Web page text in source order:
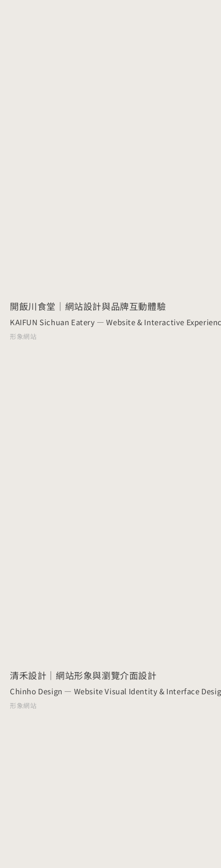
開飯川食堂｜網站設計與品牌互動體驗
KAIFUN Sichuan Eatery — Website & Interactive
形象網站
清禾設計｜網站形象與瀏覽介面設計
Chinho Design — Website Visual Identity & Interface
形象網站